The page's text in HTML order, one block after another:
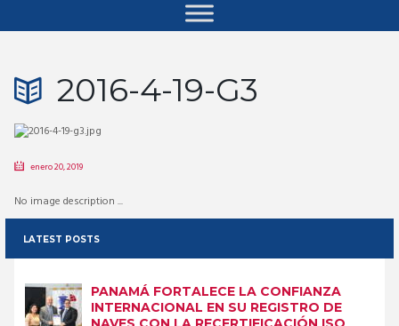
2016-4-19-G3
enero 20, 2019
No image description ...
LATEST POSTS
PANAMÁ FORTALECE LA CONFIANZA
INTERNACIONAL EN SU REGISTRO DE